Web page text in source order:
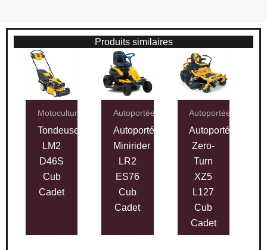
Produits similaires
Motoculture
Tondeuse
LM2
D46S
Cub
Cadet
Autoportées
Autoportée
Minirider
LR2
ES76
Cub
Cadet
Autoportées
Autoportée
Zero-
Turn
XZ5
L127
Cub
Cadet